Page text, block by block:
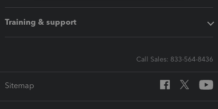
Training & support
Call Sales: 833-564-8436
Sitemap